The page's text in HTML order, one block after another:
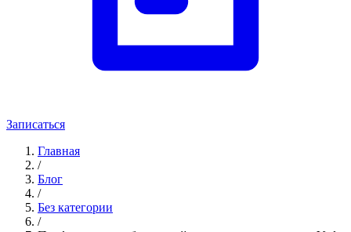
Записаться
Главная
/
Блог
/
Без категории
/